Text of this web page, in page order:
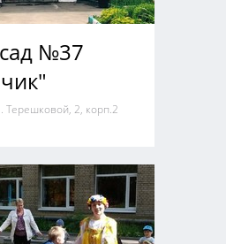
№37
Терешковой, 2, корп.2